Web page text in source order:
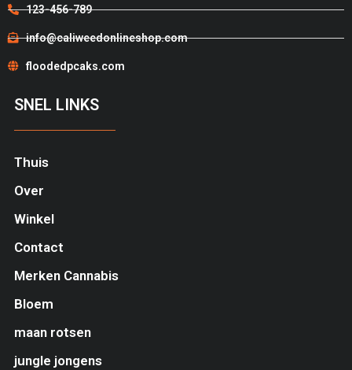
123-456-789
info@caliweedonlineshop.com
floodedpcaks.com
SNEL LINKS
Thuis
Over
Winkel
Contact
Merken Cannabis
Bloem
maan rotsen
jungle jongens